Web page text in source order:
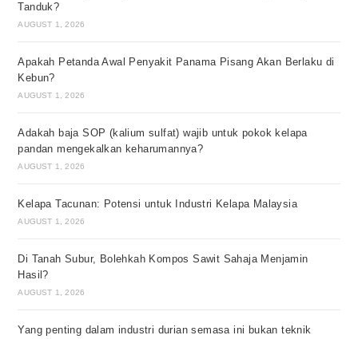
Tanduk?
AUGUST 1, 2026
Apakah Petanda Awal Penyakit Panama Pisang Akan Berlaku di
Kebun?
AUGUST 1, 2026
Adakah baja SOP (kalium sulfat) wajib untuk pokok kelapa
pandan mengekalkan keharumannya?
AUGUST 1, 2026
Kelapa Tacunan: Potensi untuk Industri Kelapa Malaysia
AUGUST 1, 2026
Di Tanah Subur, Bolehkah Kompos Sawit Sahaja Menjamin
Hasil?
AUGUST 1, 2026
Yang penting dalam industri durian semasa ini bukan teknik